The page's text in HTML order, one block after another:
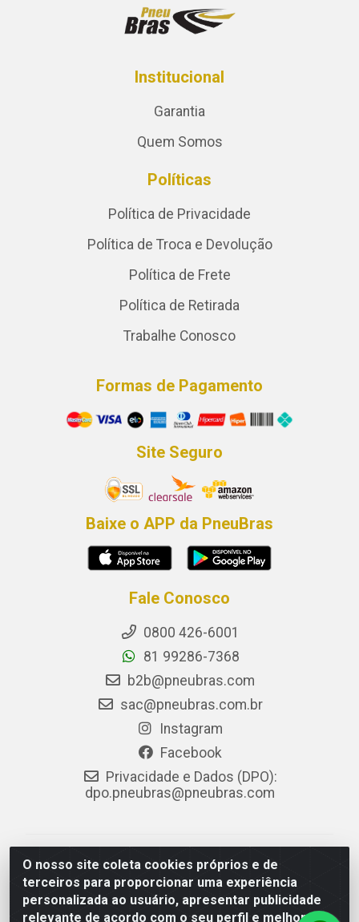
O nosso site coleta cookies próprios e de
terceiros para proporcionar uma experiência
personalizada ao usuário, apresentar publicidade
relevante de acordo com o seu perfil e melhorar a
Institucional
Garantia
Quem Somos
Políticas
Política de Privacidade
Política de Troca e Devolução
Política de Frete
Política de Retirada
Trabalhe Conosco
Formas de Pagamento
Site Seguro
Baixe o APP da PneuBras
Fale Conosco
0800 426-6001
81 99286-7368
b2b@pneubras.com
sac@pneubras.com.br
Instagram
Facebook
Privacidade e Dados (DPO):
dpo.pneubras@pneubras.com
PneuBras - Rodovia BR-101, KM 82 - Prazeres,
Jaboatão dos Guararapes/PE - CEP 54.335-000 - CNPJ
08.678.386/0001-05 - Pneubras Comércio de Pneus
Ltda